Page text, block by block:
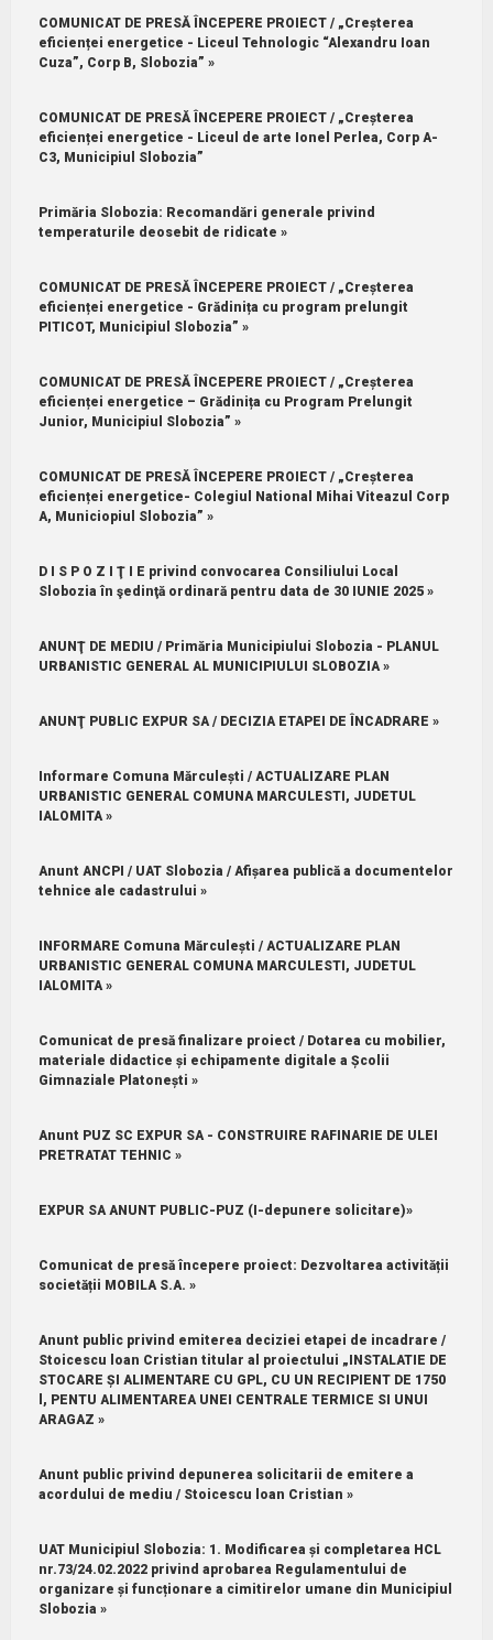
COMUNICAT DE PRESĂ ÎNCEPERE PROIECT / „Creșterea
eficienței energetice - Liceul Tehnologic “Alexandru Ioan
Cuza”, Corp B, Slobozia” »
COMUNICAT DE PRESĂ ÎNCEPERE PROIECT / „Creșterea
eficienței energetice - Liceul de arte Ionel Perlea, Corp A-
C3, Municipiul Slobozia”
Primăria Slobozia: Recomandări generale privind
temperaturile deosebit de ridicate »
COMUNICAT DE PRESĂ ÎNCEPERE PROIECT / „Creșterea
eficienței energetice - Grădinița cu program prelungit
PITICOT, Municipiul Slobozia” »
COMUNICAT DE PRESĂ ÎNCEPERE PROIECT / „Creșterea
eficienței energetice – Grădinița cu Program Prelungit
Junior, Municipiul Slobozia” »
COMUNICAT DE PRESĂ ÎNCEPERE PROIECT / „Creșterea
eficienței energetice- Colegiul National Mihai Viteazul Corp
A, Municiopiul Slobozia” »
D I S P O Z I Ţ I E privind convocarea Consiliului Local
Slobozia în şedinţă ordinară pentru data de 30 IUNIE 2025 »
ANUNŢ DE MEDIU / Primăria Municipiului Slobozia - PLANUL
URBANISTIC GENERAL AL MUNICIPIULUI SLOBOZIA »
ANUNŢ PUBLIC EXPUR SA / DECIZIA ETAPEI DE ÎNCADRARE »
Informare Comuna Mărculești / ACTUALIZARE PLAN
URBANISTIC GENERAL COMUNA MARCULESTI, JUDETUL
IALOMITA »
Anunt ANCPI / UAT Slobozia / Afișarea publică a documentelor
tehnice ale cadastrului »
INFORMARE Comuna Mărculești / ACTUALIZARE PLAN
URBANISTIC GENERAL COMUNA MARCULESTI, JUDETUL
IALOMITA »
Comunicat de presă finalizare proiect / Dotarea cu mobilier,
materiale didactice și echipamente digitale a Școlii
Gimnaziale Platonești »
Anunt PUZ SC EXPUR SA - CONSTRUIRE RAFINARIE DE ULEI
PRETRATAT TEHNIC »
EXPUR SA ANUNT PUBLIC-PUZ (I-depunere solicitare)»
Comunicat de presă începere proiect: Dezvoltarea activității
societății MOBILA S.A. »
Anunt public privind emiterea deciziei etapei de incadrare /
Stoicescu loan Cristian titular al proiectului „INSTALATIE DE
STOCARE ȘI ALIMENTARE CU GPL, CU UN RECIPIENT DE 1750
l, PENTU ALIMENTAREA UNEI CENTRALE TERMICE SI UNUI
ARAGAZ »
Anunt public privind depunerea solicitarii de emitere a
acordului de mediu / Stoicescu loan Cristian »
UAT Municipiul Slobozia: 1.⁠ ⁠Modificarea și completarea HCL
nr.73/24.02.2022 privind aprobarea Regulamentului de
organizare și funcționare a cimitirelor umane din Municipiul
Slobozia »